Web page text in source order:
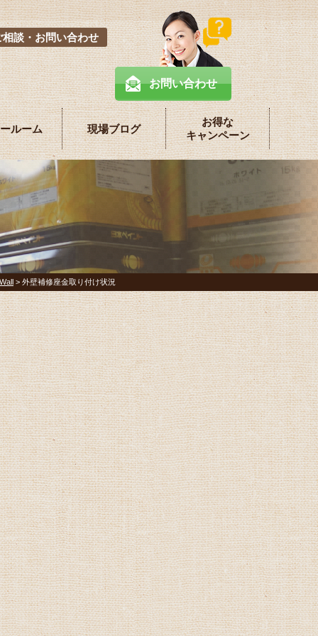
談・お問い合わせ
お問い合わせ
ルーム 現場ブログ
お得な
キャンペーン
> 外壁補修座金取り付け状況